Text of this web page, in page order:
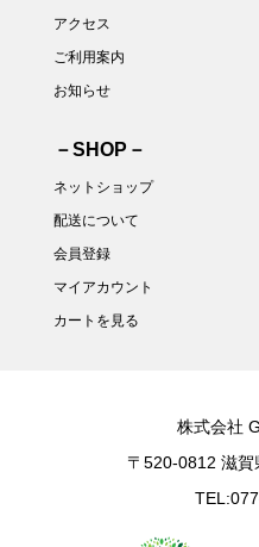
アクセス
ご利用案内
お知らせ
－SHOP－
ネットショップ
配送について
会員登録
マイアカウント
カートを見る
株式会社
〒520-0812 滋